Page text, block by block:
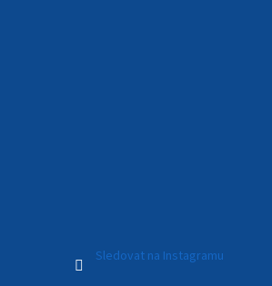
Sledovat na Instagramu